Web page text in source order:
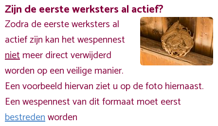
Zijn de eerste werksters al actief?
Zodra de eerste werksters al
actief zijn kan het wespennest
nietmeer direct verwijderd
worden op een veilige manier.
Een voorbeeld hiervan ziet u op de foto hiernaast.
Een wespennest van dit formaat moet eerst
bestredenworden